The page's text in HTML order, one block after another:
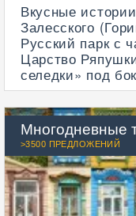
Вкусные
Залесского
Русский парк с
Царство
селедки» под
Многодневные
>3500 ПРЕДЛОЖЕНИЙ